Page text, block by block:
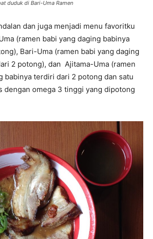
duduk di Bari-Uma Ramen
dan juga menjadi menu favoritku
(ramen babi yang daging babinya
Bari-Uma (ramen babi yang daging
2 potong), dan Ajitama-Uma (ramen
babinya terdiri dari 2 potong dan satu
dengan omega 3 tinggi yang dipotong